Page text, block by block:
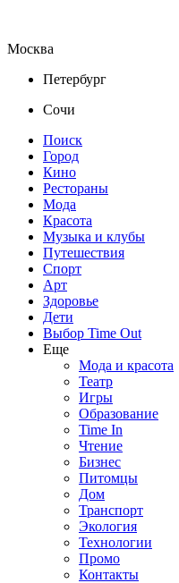
Москва
Петербург
Сочи
Поиск
Город
Кино
Рестораны
Мода
Красота
Музыка и клубы
Путешествия
Спорт
Арт
Здоровье
Дети
Выбор Time Out
Еще
Мода и красота
Театр
Игры
Образование
Time In
Чтение
Бизнес
Питомцы
Дом
Транспорт
Экология
Технологии
Промо
Контакты